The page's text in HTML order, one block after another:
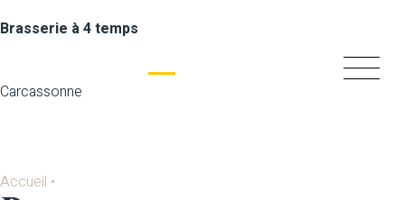
Brasserie à 4 temps
Carcassonne
Accueil •